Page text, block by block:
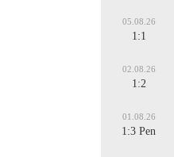
05.08.26
1:1
02.08.26
1:2
01.08.26
1:3 Pen